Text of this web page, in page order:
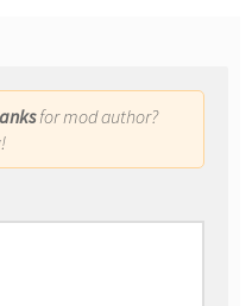
for mod author?